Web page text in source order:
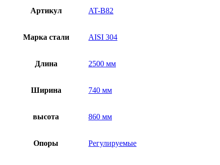
Артикул AT-B82
Марка стали AISI 304
Длина 2500 мм
Ширина 740 мм
высота 860 мм
Опоры Регулируемые